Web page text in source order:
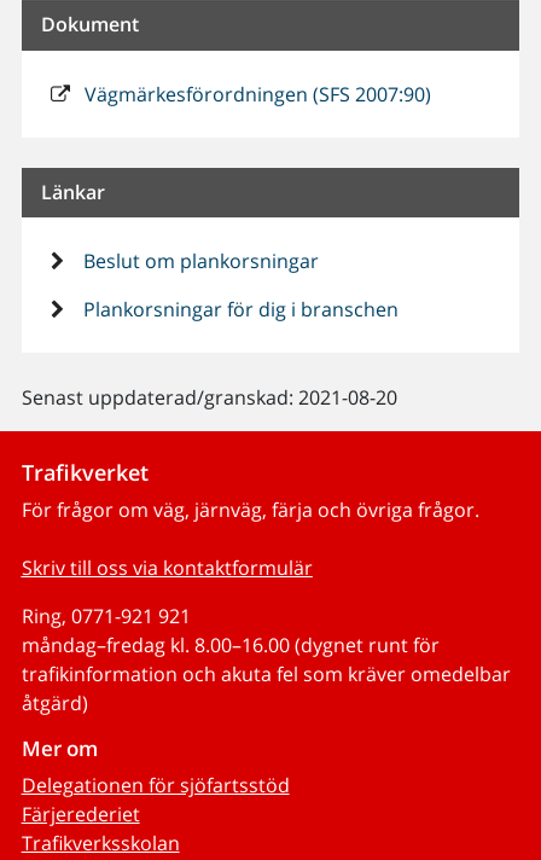
Dokument
Vägmärkesförordningen (SFS 2007:90)
Länkar
Beslut om plankorsningar
Plankorsningar för dig i branschen
Senast uppdaterad/granskad: 2021-08-20
Trafikverket
För frågor om väg, järnväg, färja och övriga frågor.
Skriv till oss via kontaktformulär
Ring, 0771-921 921
måndag–fredag kl. 8.00–16.00 (dygnet runt för
trafikinformation och akuta fel som kräver omedelbar
åtgärd)
Mer om
Delegationen för sjöfartsstöd
Färjerederiet
Trafikverksskolan